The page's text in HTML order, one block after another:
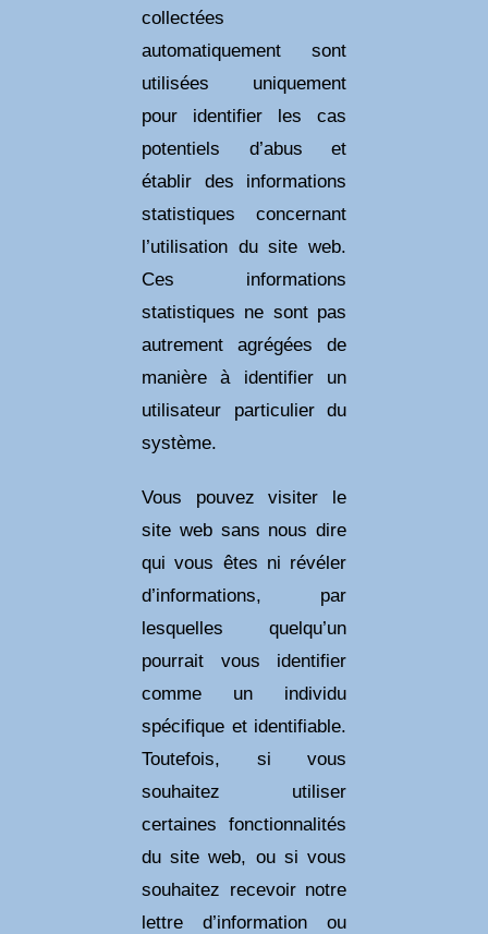
collectées
automatiquement sont
utilisées uniquement
pour identifier les cas
potentiels d’abus et
établir des informations
statistiques concernant
l’utilisation du site web.
Ces informations
statistiques ne sont pas
autrement agrégées de
manière à identifier un
utilisateur particulier du
système.
Vous pouvez visiter le
site web sans nous dire
qui vous êtes ni révéler
d’informations, par
lesquelles quelqu’un
pourrait vous identifier
comme un individu
spécifique et identifiable.
Toutefois, si vous
souhaitez utiliser
certaines fonctionnalités
du site web, ou si vous
souhaitez recevoir notre
lettre d’information ou